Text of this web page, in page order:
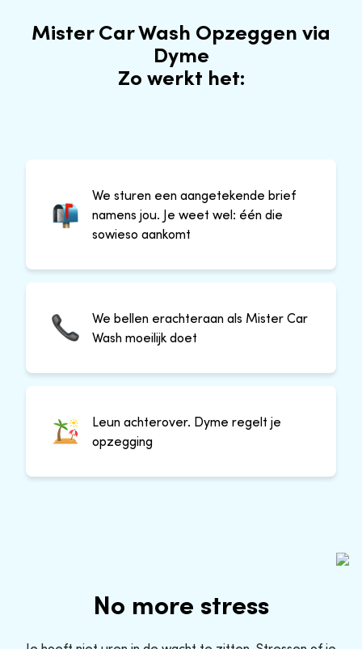
Mister Car Wash Opzeggen via
Dyme
Zo werkt het:
We sturen een aangetekende brief
namens jou. Je weet wel: één die
sowieso aankomt
We bellen erachteraan als Mister Car
Wash moeilijk doet
Leun achterover. Dyme regelt je
opzegging
No more stress